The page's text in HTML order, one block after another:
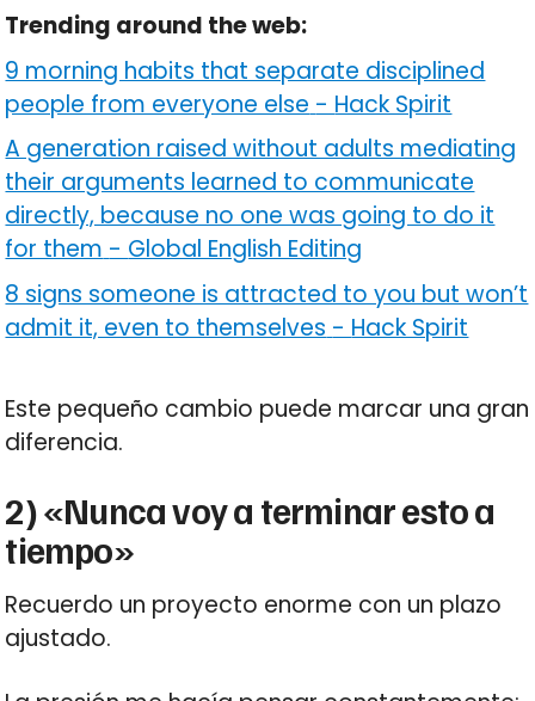
Trending around the web:
9 morning habits that separate disciplined
people from everyone else - Hack Spirit
A generation raised without adults mediating
their arguments learned to communicate
directly, because no one was going to do it
for them-Global English Editing
8 signs someone is attracted to you but won’t
admit it, even to themselves - Hack Spirit
Este pequeño cambio puede marcar una gran
diferencia.
2) «Nunca voy a terminar esto a
tiempo»
Recuerdo un proyecto enorme con un plazo
ajustado.